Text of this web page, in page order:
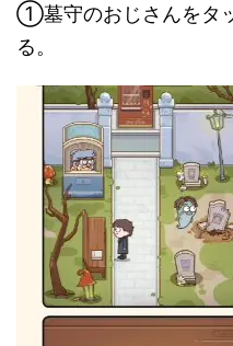
①墓守のおじさんをタ
る。